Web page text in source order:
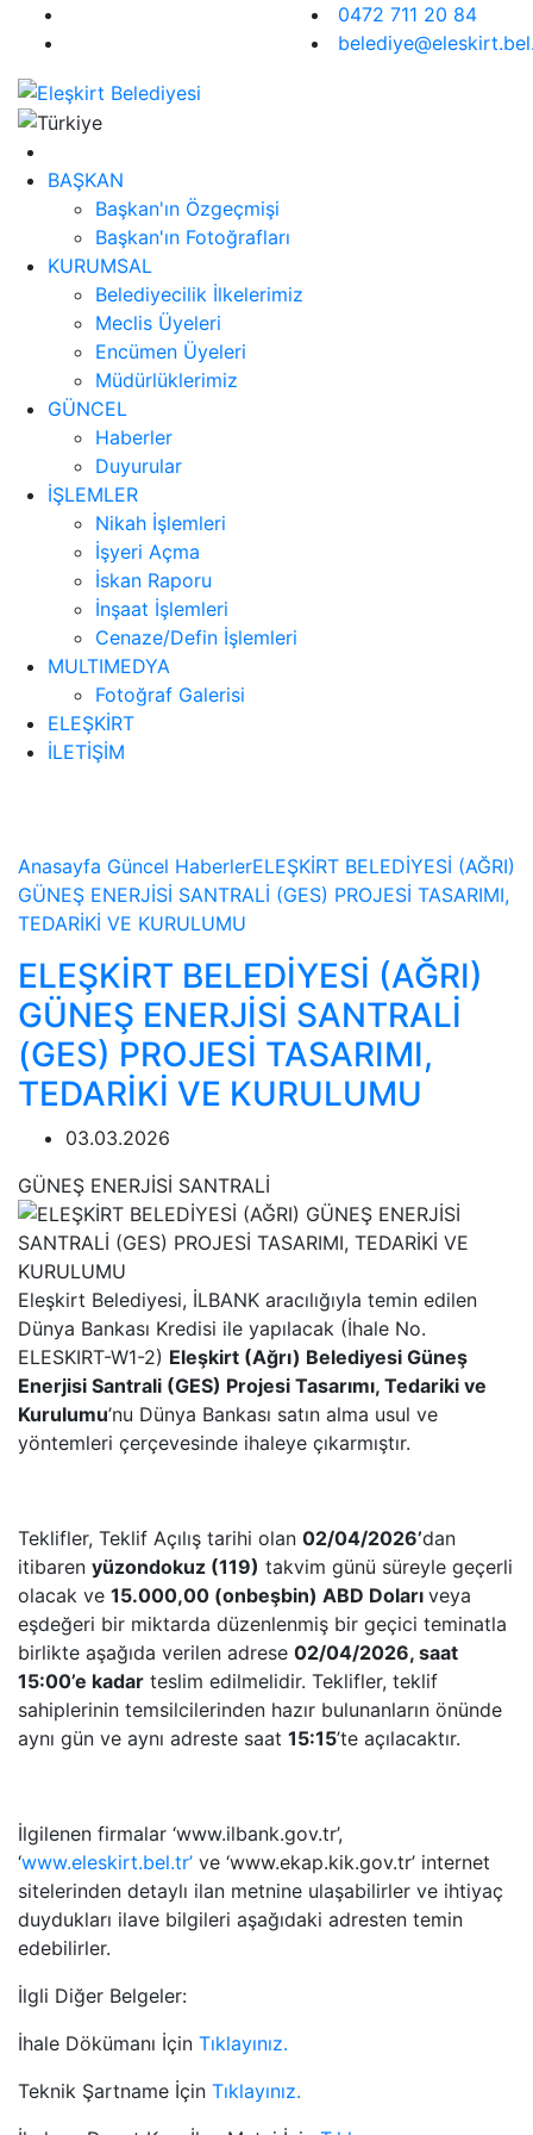
0472 711 20 84
BAŞKAN
Başkan'ın Özgeçmişi
Başkan'ın Fotoğrafları
KURUMSAL
Belediyecilik İlkelerimiz
Meclis Üyeleri
Encümen Üyeleri
Müdürlüklerimiz
GÜNCEL
Haberler
Duyurular
İŞLEMLER
Nikah İşlemleri
İşyeri Açma
İskan Raporu
İnşaat İşlemleri
Cenaze/Defin İşlemleri
MULTIMEDYA
Fotoğraf Galerisi
ELEŞKİRT
İLETİŞİM
Anasayfa Güncel HaberlerELEŞKİRT BELEDİYESİ (AĞRI)
GÜNEŞ ENERJİSİ SANTRALİ (GES) PROJESİ TASARIMI,
TEDARİKİ VE KURULUMU
ELEŞKİRT BELEDİYESİ (AĞRI)
GÜNEŞ ENERJİSİ SANTRALİ
(GES) PROJESİ TASARIMI,
TEDARİKİ VE KURULUMU
03.03.2026
GÜNEŞ ENERJİSİ SANTRALİ
Eleşkirt Belediyesi, İLBANK aracılığıyla temin edilen
Dünya Bankası Kredisi ile yapılacak (İhale No.
ELESKIRT-W1-2) Eleşkirt (Ağrı) Belediyesi Güneş
Enerjisi Santrali (GES) Projesi Tasarımı, Tedariki ve
Kurulumu’nu Dünya Bankası satın alma usul ve
yöntemleri çerçevesinde ihaleye çıkarmıştır.
Teklifler, Teklif Açılış tarihi olan 02/04/2026’dan
itibaren yüzondokuz (119) takvim günü süreyle geçerli
olacak ve 15.000,00 (onbeşbin) ABD Doları veya
eşdeğeri bir miktarda düzenlenmiş bir geçici teminatla
birlikte aşağıda verilen adrese 02/04/2026, saat
15:00’e kadar teslim edilmelidir. Teklifler, teklif
sahiplerinin temsilcilerinden hazır bulunanların önünde
aynı gün ve aynı adreste saat 15:15’te açılacaktır.
İlgilenen firmalar ‘www.ilbank.gov.tr’,
‘www.eleskirt.bel.tr’ ve ‘www.ekap.kik.gov.tr’ internet
sitelerinden detaylı ilan metnine ulaşabilirler ve ihtiyaç
duydukları ilave bilgileri aşağıdaki adresten temin
edebilirler.
İlgli Diğer Belgeler:
İhale Dökümanı İçin Tıklayınız.
Teknik Şartname İçin Tıklayınız.